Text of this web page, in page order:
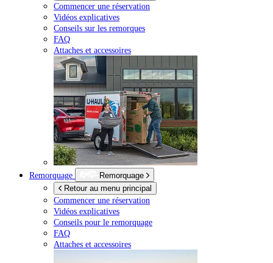
Commencer une réservation
Vidéos explicatives
Conseils sur les remorques
FAQ
Attaches et accessoires
Remorquage
Remorquage
Retour au menu principal
Commencer une réservation
Vidéos explicatives
Conseils pour le remorquage
FAQ
Attaches et accessoires